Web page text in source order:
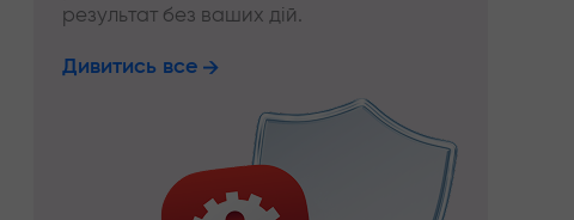
результат без ваших дій.
Дивитись все